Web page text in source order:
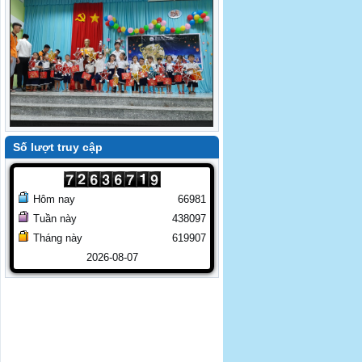
Chương trình Trung thu yêu thương.
Số lượt truy cập
Hôm nay
Tuần này
Tháng này
66981
438097
619907
2026-08-07